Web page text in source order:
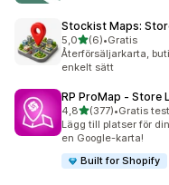
Stockist Maps:
5,0av 5 stjärnor
(6)
6 recensioner totalt
•Gratis
Återförsäljarkarta,
enkelt sätt
RP ProMap ‑ Store
4,8av 5 stjärnor
(377)
377 recensioner totalt
•Gratis
Lägg till platser för
en Google-karta!
Built for Shopify